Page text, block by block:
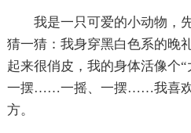
我是一只可爱的小动物，先
猜一猜：我身穿黑白色系的晚
起来很俏皮，我的身体活像个“
一摆……一摇、一摆……我喜欢
方。